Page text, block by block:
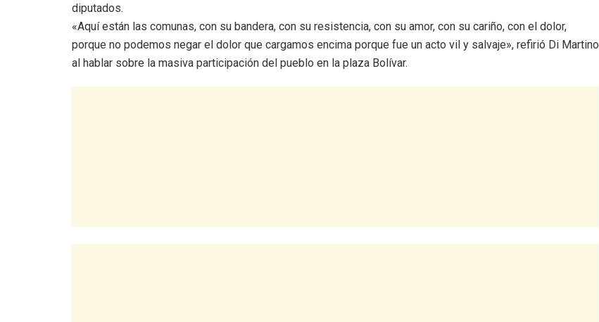
diputados.
«Aquí están las comunas, con su bandera, con su resistencia, con su amor, con su cariño, con el dolor,
porque no podemos negar el dolor que cargamos encima porque fue un acto vil y salvaje», refirió Di Martino
al hablar sobre la masiva participación del pueblo en la plaza Bolívar.